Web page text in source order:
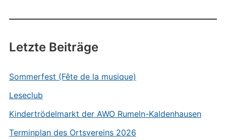
Letzte Beiträge
Sommerfest (Fête de la musique)
Leseclub
Kindertrödelmarkt der AWO Rumeln-Kaldenhausen
Terminplan des Ortsvereins 2026